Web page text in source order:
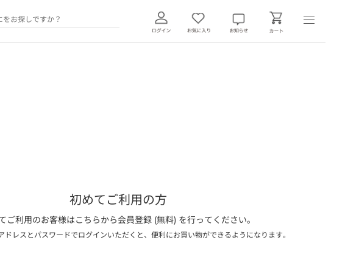
初めてご利用の方
ご利用のお客様はこちらから会員登録 (無料) を行ってください。
ドレスとパスワードでログインいただくと、便利にお買い物ができるようになります。